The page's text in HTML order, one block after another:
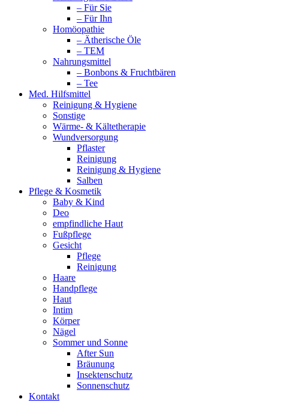
– Für Sie
– Für Ihn
Homöopathie
– Ätherische Öle
– TEM
Nahrungsmittel
– Bonbons & Fruchtbären
– Tee
Med. Hilfsmittel
Reinigung & Hygiene
Sonstige
Wärme- & Kältetherapie
Wundversorgung
Pflaster
Reinigung
Reinigung & Hygiene
Salben
Pflege & Kosmetik
Baby & Kind
Deo
empfindliche Haut
Fußpflege
Gesicht
Pflege
Reinigung
Haare
Handpflege
Haut
Intim
Körper
Nägel
Sommer und Sonne
After Sun
Bräunung
Insektenschutz
Sonnenschutz
Kontakt